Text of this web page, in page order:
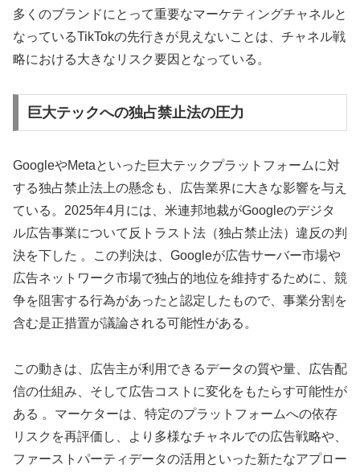
多くのブランドにとって重要なマーケティングチャネルと
なっているTikTokの先行きが見えないことは、チャネル戦
略における大きなリスク要因となっている。
巨大テックへの独占禁止法の圧力
GoogleやMetaといった巨大テックプラットフォームに対
する独占禁止法上の懸念も、広告業界に大きな影響を与え
ている。2025年4月には、米連邦地裁がGoogleのデジタ
ル広告事業について反トラスト法（独占禁止法）違反の判
決を下した 。この判決は、Googleが広告サーバー市場や
広告ネットワーク市場で独占的地位を維持するために、競
争を阻害する行為があったと認定したもので、事業分割を
含む是正措置が議論される可能性がある。
この動きは、広告主が利用できるデータの質や量、広告配
信の仕組み、そして広告コストに変化をもたらす可能性が
ある 。マーケターは、特定のプラットフォームへの依存
リスクを再評価し、より多様なチャネルでの広告戦略や、
ファーストパーティデータの活用といった新たなアプロー